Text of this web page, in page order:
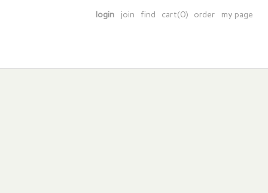
login join find cart(0) order my page